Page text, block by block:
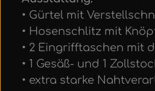
• Gürtel mit
• Hosenschlitz mit
• 2 Eingrifftaschen mit
• 1 Gesäß- und 1
• extra starke